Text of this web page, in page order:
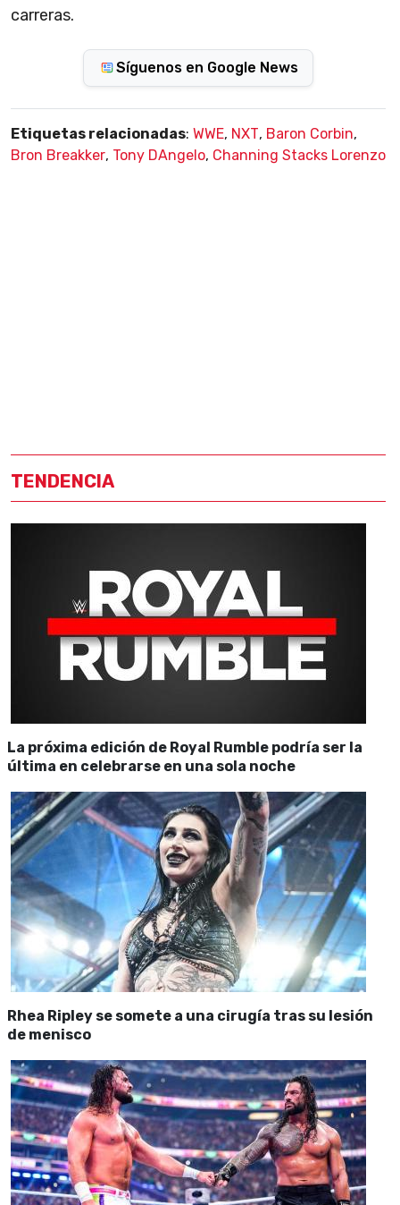
carreras.
Síguenos en Google News
Etiquetas relacionadas: WWE, NXT, Baron Corbin,
Bron Breakker, Tony DAngelo, Channing Stacks Lorenzo
TENDENCIA
La próxima edición de Royal Rumble podría ser la
última en celebrarse en una sola noche
Rhea Ripley se somete a una cirugía tras su lesión
de menisco